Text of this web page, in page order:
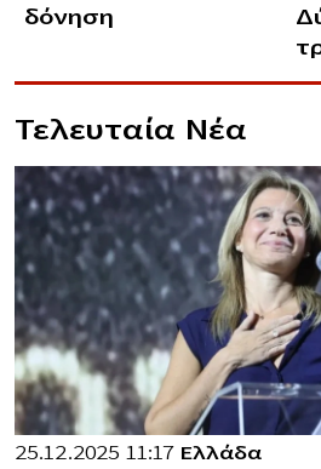
δόνηση
Τελευταία Νέα
25.12.2025 11:17 Ελλάδα